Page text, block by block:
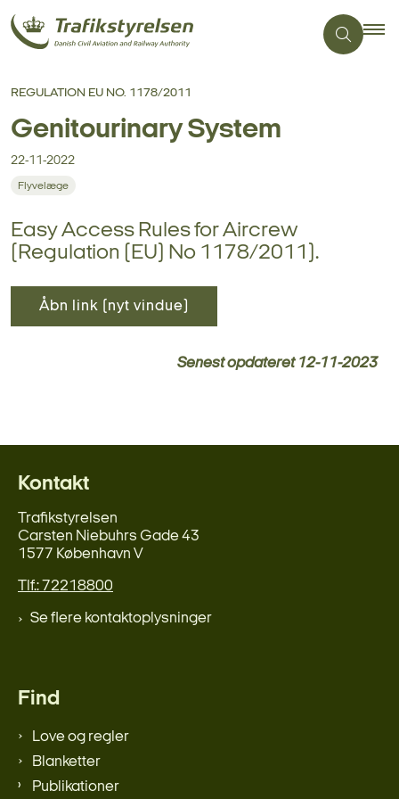
REGULATION EU NO. 1178/2011
Genitourinary System
22-11-2022
Flyvelæge
Easy Access Rules for Aircrew
(Regulation (EU) No 1178/2011).
Åbn link (nyt vindue)
Senest opdateret 12-11-2023
Kontakt
Trafikstyrelsen
Carsten Niebuhrs Gade 43
1577 København V
Tlf.: 72218800
Se flere kontaktoplysninger
Find
Love og regler
Blanketter
Publikationer